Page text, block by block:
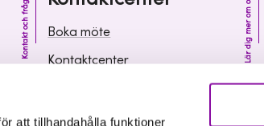
att tillhandahålla funktioner
Kontakt och frågor
Boka möte
Kontaktcenter
Leverantörsinformation
Lär dig mer om oss